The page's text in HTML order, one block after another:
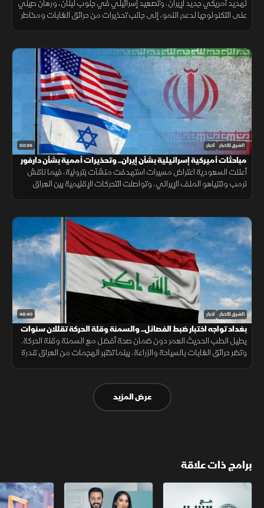
تهديد أمريكي جديد لإيران، وتصعيد إسرائيلي في جنوب لبنان، ورهان صيني
على التكنولوجيا لدعم النمو، إلى جانب تحذيرات من حرائق الغابات ومخاطر
50:36 الشرق للأخبار أخبار
مباحثات أميركية إسرائيلية بشأن إيران.. وتحذيرات أممية بشأن دارفور
أعلنت السعودية اعتراض مسيرات استهدفت منشآت بترولية، فيما ناقش
ترمب ونتنياهو الملف الإيراني، وتواصلت التحركات الإقليمية بين العراق
48:40 الشرق للأخبار أخبار
بغداد تواجه اختبار ضبط الفصائل.. والسمنة وقلة الحركة تقللان سنوات
الصحة
يطيل الطب الحديث العمر دون ضمان صحة أفضل مع السمنة وقلة الحركة.
وتضر حرائق الغابات بالسياحة والزراعة، بينما تختبر الهجمات من العراق قدرة
عرض المزيد
برامج ذات علاقة
مع الشرق الأوسط الخبر الآخر أخبار الشرق